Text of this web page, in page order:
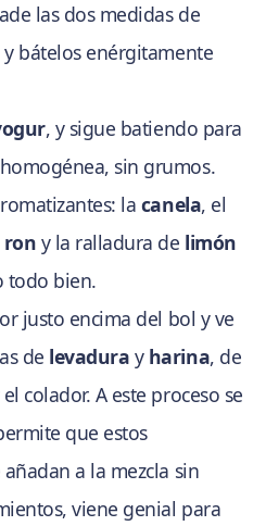
las dos medidas de
y bátelos enérgitamente
, y sigue batiendo para
sin grumos.
la canela, el
ron y la ralladura de limón
todo bien.
justo encima del bol y ve
de levadura y harina, de
colador. A este proceso se
que estos
a la mezcla sin
viene genial para